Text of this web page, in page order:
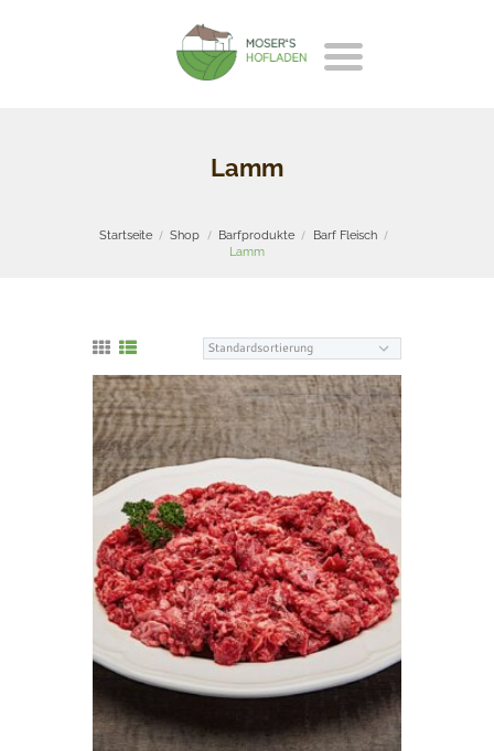
Lamm
Startseite Shop Barfprodukte
Barf Fleisch
Lamm